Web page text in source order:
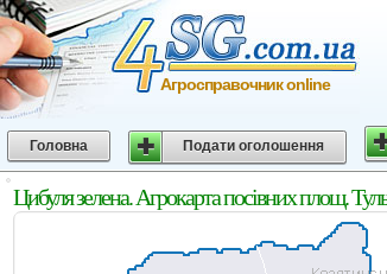
Агросправочник online
Головна Подати оголошення
Цибуля зелена. Агрокарта посівних площ.